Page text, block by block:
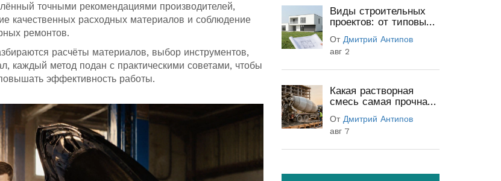
точными рекомендациями производителей,
качественных расходных материалов и соблюдение
ремонтов.
расчёты материалов, выбор инструментов,
каждый метод подан с практическими советами, чтобы
эффективность работы.
Виды строительных
проектов: от типовых
(полный гид)
От Дмитрий Антипов
авг 2
Какая растворная
смесь самая прочная:
секреты прочности
От Дмитрий Антипов
авг 7